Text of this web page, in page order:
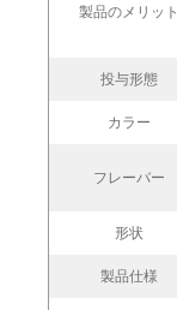
製品のメリット
投与形態
カラー
フレーバー
形状
製品仕様